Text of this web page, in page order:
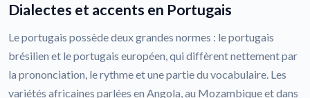
Dialectes et accents en Portugais
Le portugais possède deux grandes normes : le portugais
brésilien et le portugais européen, qui diffèrent nettement par
la prononciation, le rythme et une partie du vocabulaire. Les
variétés africaines parlées en Angola, au Mozambique et dans